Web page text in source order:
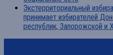
Экстерриториальный
принимает избирателей
республик, Запорожской и